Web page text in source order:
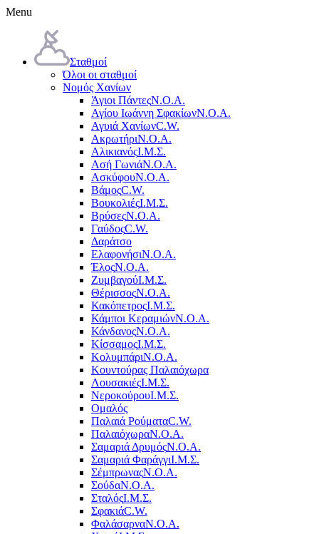
Menu
Σταθμοί
Όλοι οι σταθμοί
Νομός Χανίων
Άγιοι ΠάντεςΝ.Ο.Α.
Αγίου Ιωάννη ΣφακίωνΝ.Ο.Α.
Αγυιά ΧανίωνC.W.
ΑκρωτήριΝ.Ο.Α.
ΑλικιανόςΙ.Μ.Σ.
Ασή ΓωνιάΝ.Ο.Α.
ΑσκύφουΝ.Ο.Α.
ΒάμοςC.W.
ΒουκολιέςΙ.Μ.Σ.
ΒρύσεςΝ.Ο.Α.
ΓαύδοςC.W.
Δαράτσο
ΕλαφονήσιΝ.Ο.Α.
ΈλοςΝ.Ο.Α.
ΖυμβαγούΙ.Μ.Σ.
ΘέρισσοςΝ.Ο.Α.
ΚακόπετροςΙ.Μ.Σ.
Κάμποι ΚεραμιώνΝ.Ο.Α.
ΚάνδανοςΝ.Ο.Α.
ΚίσσαμοςΙ.Μ.Σ.
ΚολυμπάριΝ.Ο.Α.
Κουντούρας Παλαιόχωρα
ΛουσακιέςΙ.Μ.Σ.
ΝεροκούρουΙ.Μ.Σ.
Ομαλός
Παλαιά ΡούματαC.W.
ΠαλαιόχωραΝ.Ο.Α.
Σαμαριά ΔρυμόςΝ.Ο.Α.
Σαμαριά ΦαράγγιΙ.Μ.Σ.
ΣέμπρωναςΝ.Ο.Α.
ΣούδαΝ.Ο.Α.
ΣταλόςΙ.Μ.Σ.
ΣφακιάC.W.
ΦαλάσαρναΝ.Ο.Α.